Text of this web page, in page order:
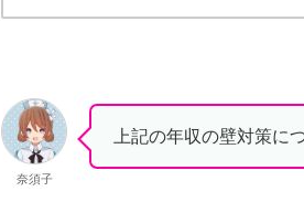
奈須子
上記の年収の壁対策に